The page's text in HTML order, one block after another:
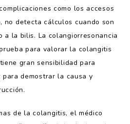
como los accesos
no detecta cálculos cuando son
a la bilis. La colangiorresonancia
para valorar la colangitis
tiene gran sensibilidad para
demostrar la causa y
de la colangitis, el médico